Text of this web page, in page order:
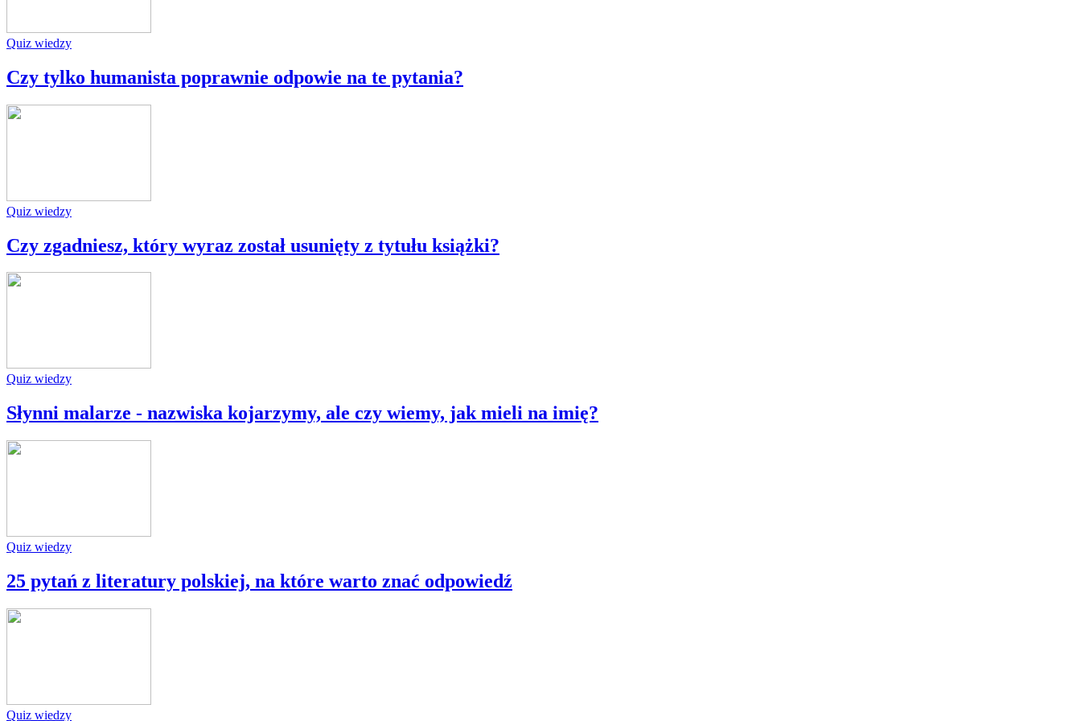
Quiz wiedzy
Czy tylko humanista poprawnie odpowie na te pytania?
Quiz wiedzy
Czy zgadniesz, który wyraz został usunięty z tytułu książki?
Quiz wiedzy
Słynni malarze - nazwiska kojarzymy, ale czy wiemy, jak mieli na imię?
Quiz wiedzy
25 pytań z literatury polskiej, na które warto znać odpowiedź
Quiz wiedzy